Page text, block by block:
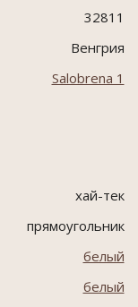
32811
Венгрия
Salobrena 1
хай-тек
прямоугольник
белый
белый